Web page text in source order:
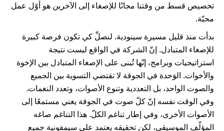
تخصيص قسط من وقتنا مجانًا للإصغاء إلى الآخرين هو أوّل عمل
محبّة.
بدأت منذ قليل مسيرة سينودية. لنصلِّ كي تكون فرصة كبيرة
للإصغاء المتبادل. إنّ الشركة في الواقع ليست نتيجة
استراتيجيات وبرامج، إنّها تُبنى على الإصغاء المتبادل بين الإخوة
والأخوات. الوَحدة في الجوقة لا تقتضي التسوية بين الجميع
والصوت الواحد، بل التعددية وتنوع الأصوات، وتعدد النغمات.
وفي الوقت نفسه إنّ كلّ صوت في الجوقة يغني مستمعًا إلى
الأصوات الأخرى، وفي إطار تناغم الكلّ. هذا التناغم صاغه
المؤلّف الموسيقي، لكن تحقيقه يعتمد على سيمفونية جميع